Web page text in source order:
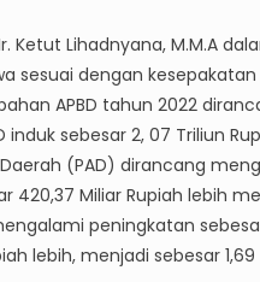
Ketut Lihadnyana, M.M.A
sesuai dengan
APBD tahun 2022
induk sebesar 2, 07 Triliun
(PAD) dirancang
420,37 Miliar Rupiah lebih
peningkatan
lebih, menjadi sebesar